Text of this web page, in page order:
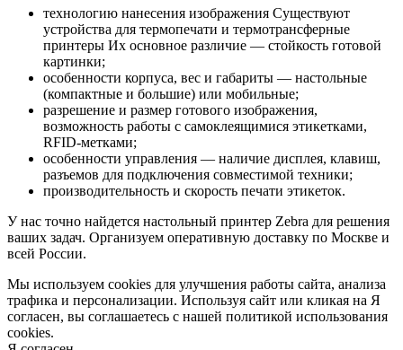
технологию нанесения изображения Существуют
устройства для термопечати и термотрансферные
принтеры Их основное различие — стойкость готовой
картинки;
особенности корпуса, вес и габариты — настольные
(компактные и большие) или мобильные;
разрешение и размер готового изображения,
возможность работы с самоклеящимися этикетками,
RFID-метками;
особенности управления — наличие дисплея, клавиш,
разъемов для подключения совместимой техники;
производительность и скорость печати этикеток.
У нас точно найдется настольный принтер Zebra для решения
ваших задач. Организуем оперативную доставку по Москве и
всей России.
Мы используем cookies для улучшения работы сайта, анализа
трафика и персонализации. Используя сайт или кликая на Я
согласен, вы соглашаетесь с нашей политикой использования
cookies.